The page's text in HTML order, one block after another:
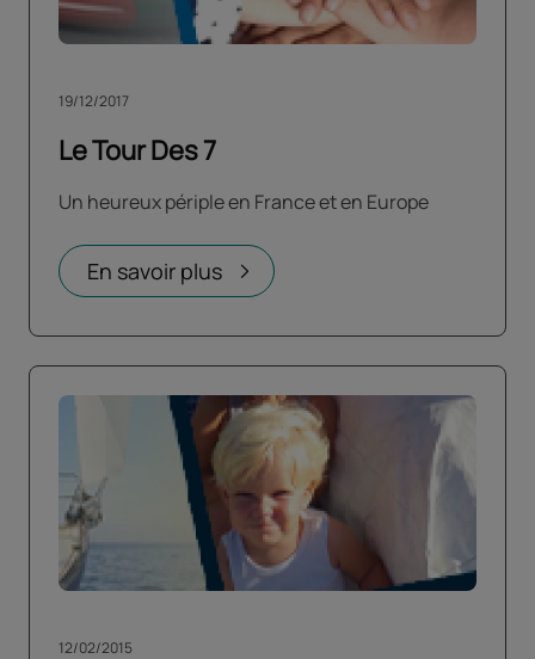
Le Tour Des 7
19/12/2017
Un heureux périple en France et en Europe
En savoir plus
12/02/2015